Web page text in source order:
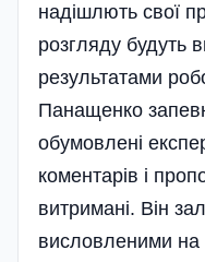
надішлють свої
розгляду будуть
результатами
Панащенко
обумовлені
коментарів і
витримані. Він
висловленими на